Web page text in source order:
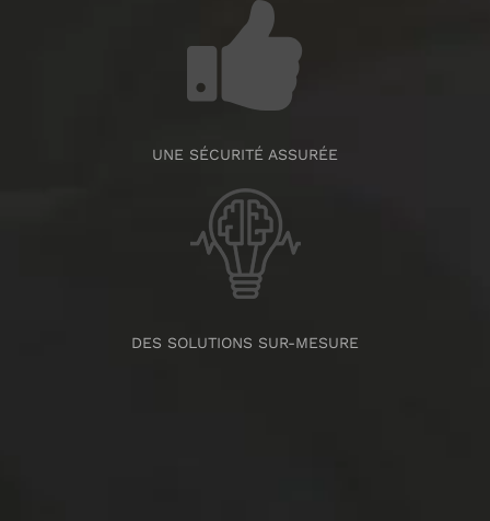
UNE SÉCURITÉ ASSURÉE
DES SOLUTIONS SUR-MESURE